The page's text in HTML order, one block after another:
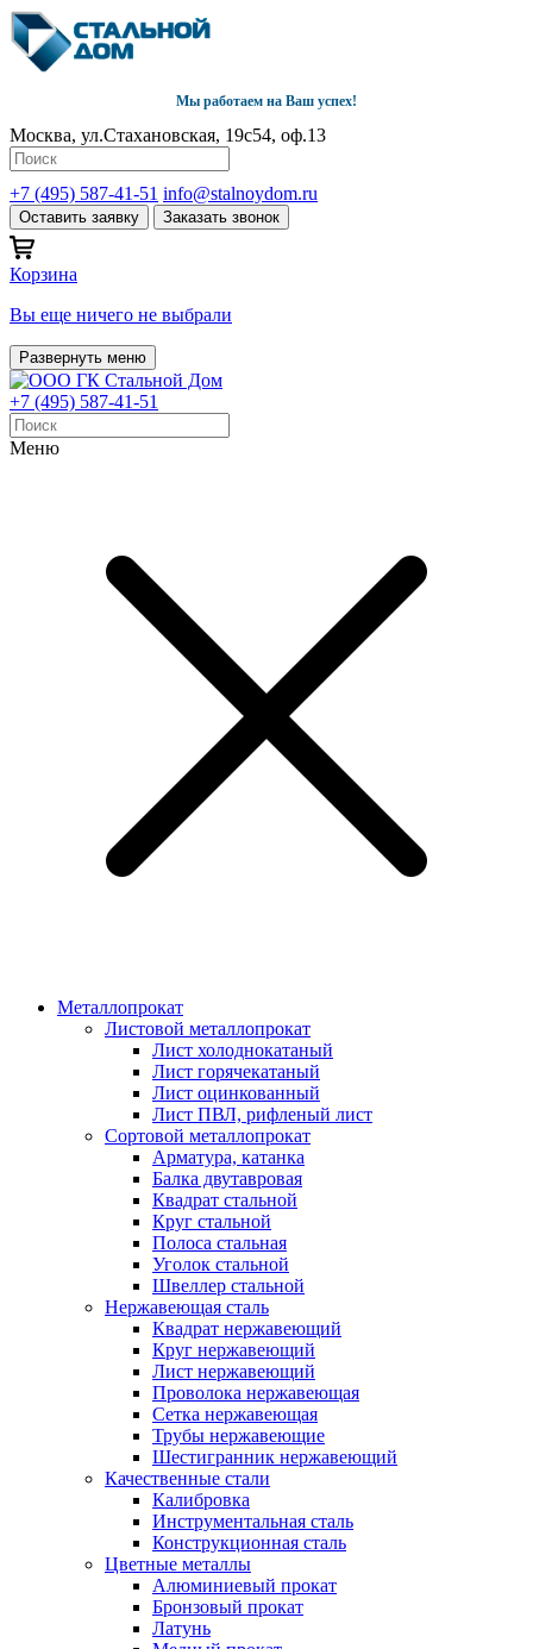
Мы работаем на Ваш успех!
Москва, ул.Стахановская, 19с54, оф.13
+7 (495) 587-41-51 info@stalnoydom.ru
Оставить заявку Заказать звонок
Корзина
Вы еще ничего не выбрали
Развернуть меню
+7 (495) 587-41-51
Меню
Металлопрокат
Листовой металлопрокат
Лист холоднокатаный
Лист горячекатаный
Лист оцинкованный
Лист ПВЛ, рифленый лист
Сортовой металлопрокат
Арматура, катанка
Балка двутавровая
Квадрат стальной
Круг стальной
Полоса стальная
Уголок стальной
Швеллер стальной
Нержавеющая сталь
Квадрат нержавеющий
Круг нержавеющий
Лист нержавеющий
Проволока нержавеющая
Сетка нержавеющая
Трубы нержавеющие
Шестигранник нержавеющий
Качественные стали
Калибровка
Инструментальная сталь
Конструкционная сталь
Цветные металлы
Алюминиевый прокат
Бронзовый прокат
Латунь